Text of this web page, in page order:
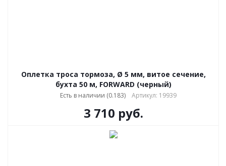
Оплетка троса тормоза, Ø 5 мм, витое сечение,
бухта 50 м, FORWARD (черный)
Есть в наличии (0.183) Артикул: 19939
3 710 руб.